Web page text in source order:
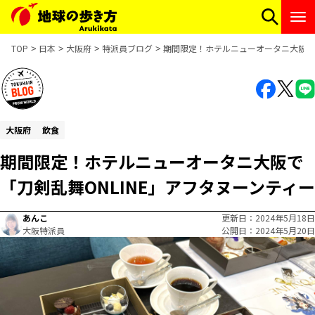
TOP 日本 大阪府 特派員ブログ 期間限定！ホテルニューオータニ大阪
大阪府 飲食
期間限定！ホテルニューオータニ大阪で
「刀剣乱舞ONLINE」アフタヌーンティー
あんこ
大阪特派員
更新日
2024年5月18日
公開日
2024年5月20日